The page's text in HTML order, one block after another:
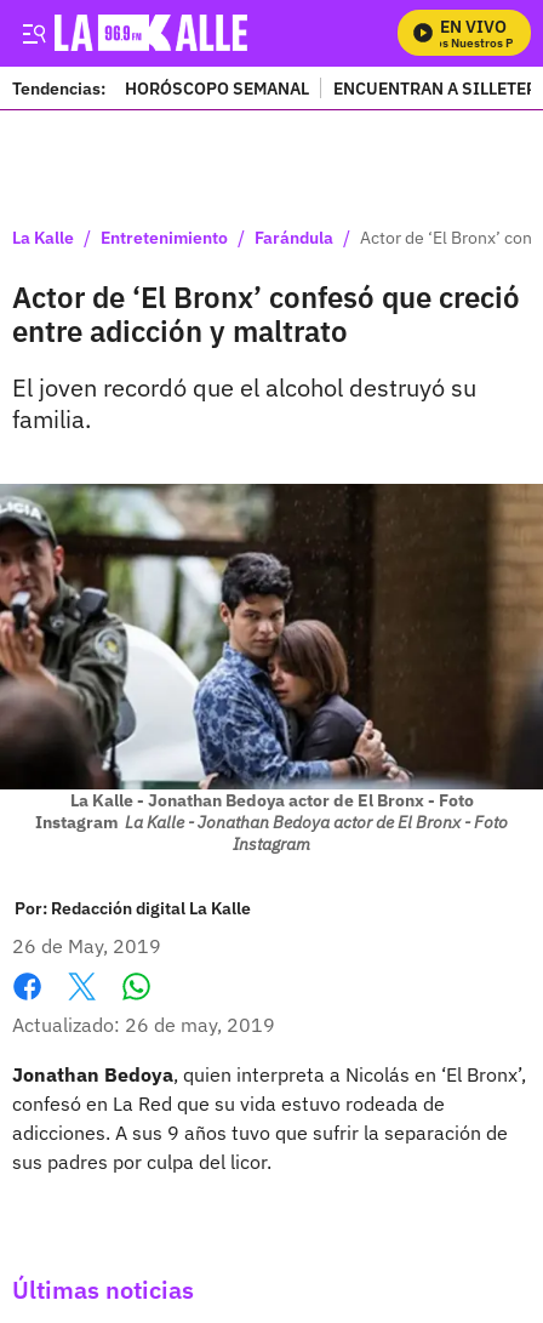
EN VIVO
Mira Todos Nuestros
Tendencias: HORÓSCOPO SEMANAL ENCUENTRAN A
La Kalle / Entretenimiento / Farándula / Actor de ‘El Bronx’
Actor de ‘El Bronx’ confesó que creció
entre adicción y maltrato
El joven recordó que el alcohol destruyó su
familia.
La Kalle - Jonathan Bedoya actor de El Bronx - Foto
Instagram La Kalle - Jonathan Bedoya actor de El Bronx - Foto
Instagram
Por: Redacción digital La Kalle
26 de May, 2019
Facebook
X
Actualizado: 26 de may, 2019
Jonathan Bedoya, quien interpreta a Nicolás en ‘El Bronx’,
confesó en La Red que su vida estuvo rodeada de
adicciones. A sus 9 años tuvo que sufrir la separación de
sus padres por culpa del licor.
Últimas noticias